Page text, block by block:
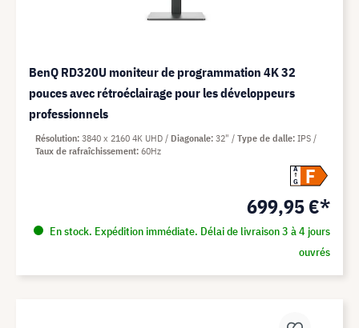
BenQ RD320U moniteur de programmation 4K 32
pouces avec rétroéclairage pour les développeurs
professionnels
A
G
F
699,95 €*
En stock. Expédition immédiate. Délai de livraison 3 à 4 jours
ouvrés
Résolution 3840 x 2160 4K UHD Diagonale 32" Type de dalle IPS
Taux de rafraîchissement 60Hz